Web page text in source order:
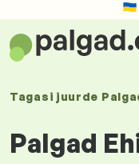
Tagasi juurde
Palgad